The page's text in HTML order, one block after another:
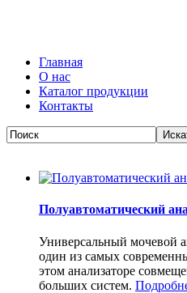
Главная
О нас
Каталог продукции
Контакты
Полуавтоматический
Универсальный мочевой
один из самых
этом анализаторе
больших систем.